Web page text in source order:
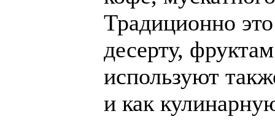
Традиционно
десерту,
используют
и как